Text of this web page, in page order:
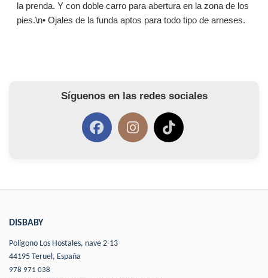
la prenda. Y con doble carro para abertura en la zona de los
pies.\n• Ojales de la funda aptos para todo tipo de arneses.
Síguenos en las redes sociales
DISBABY
Polígono Los Hostales, nave 2-13
44195 Teruel, España
978 971 038